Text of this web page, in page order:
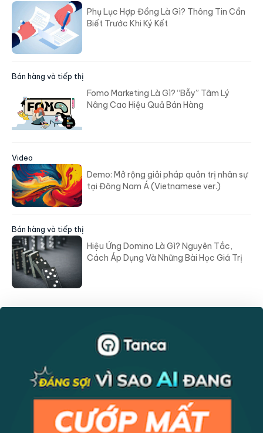
Phụ Lục Hợp Đồng Là Gì? Thông Tin Cần
Biết Trước Khi Ký Kết
Bán hàng và tiếp thị
Fomo Marketing Là Gì? “Bẫy” Tâm Lý
Nâng Cao Hiệu Quả Bán Hàng
Video
Demo: Mở rộng giải pháp quản trị nhân sự
tại Đông Nam Á (Vietnamese ver.)
Bán hàng và tiếp thị
Hiệu Ứng Domino Là Gì? Nguyên Tắc,
Cách Áp Dụng Và Những Bài Học Giá Trị